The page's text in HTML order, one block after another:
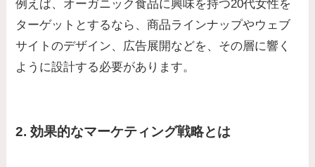
例えば、オーガニック食品に興味を持つ20代女性を
ターゲットとするなら、商品ラインナップやウェブ
サイトのデザイン、広告展開などを、その層に響く
ように設計する必要があります。
2. 効果的なマーケティング戦略とは